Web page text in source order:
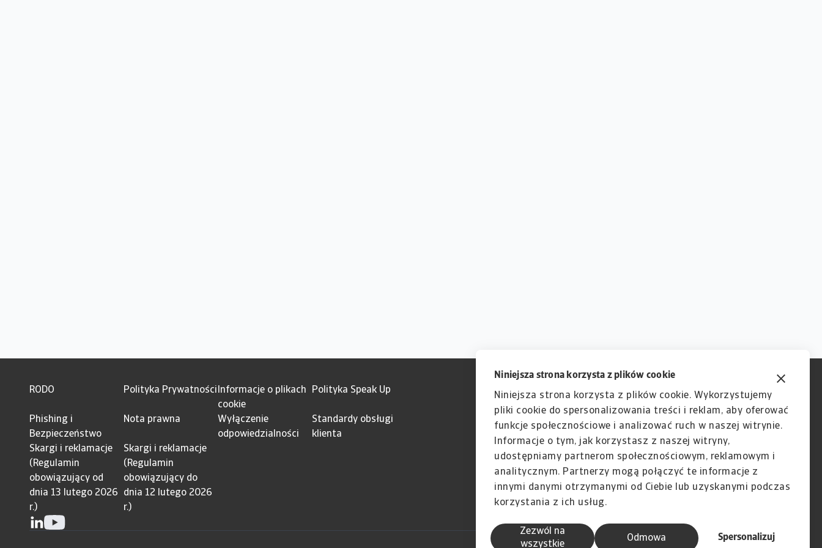
Niniejsza strona korzysta z plików cookie
Niniejsza strona korzysta z plików cookie. Wykorzystujemy
pliki cookie do spersonalizowania treści i reklam, aby oferować
funkcje społecznościowe i analizować ruch w naszej witrynie.
Informacje o tym, jak korzystasz z naszej witryny,
udostępniamy partnerom społecznościowym, reklamowym i
analitycznym. Partnerzy mogą połączyć te informacje z
innymi danymi otrzymanymi od Ciebie lub uzyskanymi podczas
korzystania z ich usług.
Zezwól na
wszystkie
Spersonalizuj
Odmowa
RODO Polityka Prywatności Informacje o plikach
cookie
Polityka Speak Up
Phishing i
Bezpieczeństwo
Nota prawna
Wyłączenie
odpowiedzialności
Standardy obsługi
klienta
Skargi i reklamacje
(Regulamin
obowiązujący od
dnia 13 lutego 2026
r.)
Skargi i reklamacje
(Regulamin
obowiązujący do
dnia 12 lutego 2026
r.)